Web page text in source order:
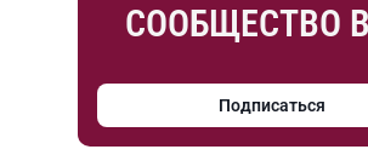
СООБЩЕСТВО
Подписаться